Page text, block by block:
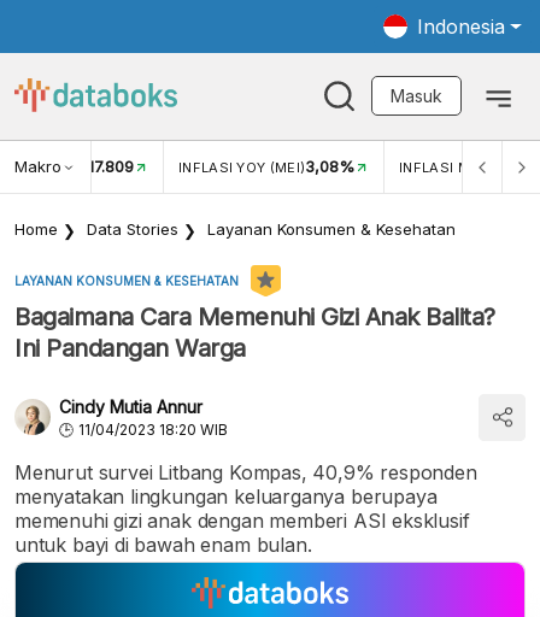
Indonesia
Masuk
Makro
USD/IDR 17.809 INFLASI YOY (MEI)3,08% INFLASI MOM (MEI)
Home Data Stories Layanan Konsumen & Kesehatan
LAYANAN KONSUMEN & KESEHATAN
Bagaimana Cara Memenuhi Gizi Anak Balita?
Ini Pandangan Warga
Cindy Mutia Annur
11/04/2023 18:20 WIB
Menurut survei Litbang Kompas, 40,9% responden
menyatakan lingkungan keluarganya berupaya
memenuhi gizi anak dengan memberi ASI eksklusif
untuk bayi di bawah enam bulan.